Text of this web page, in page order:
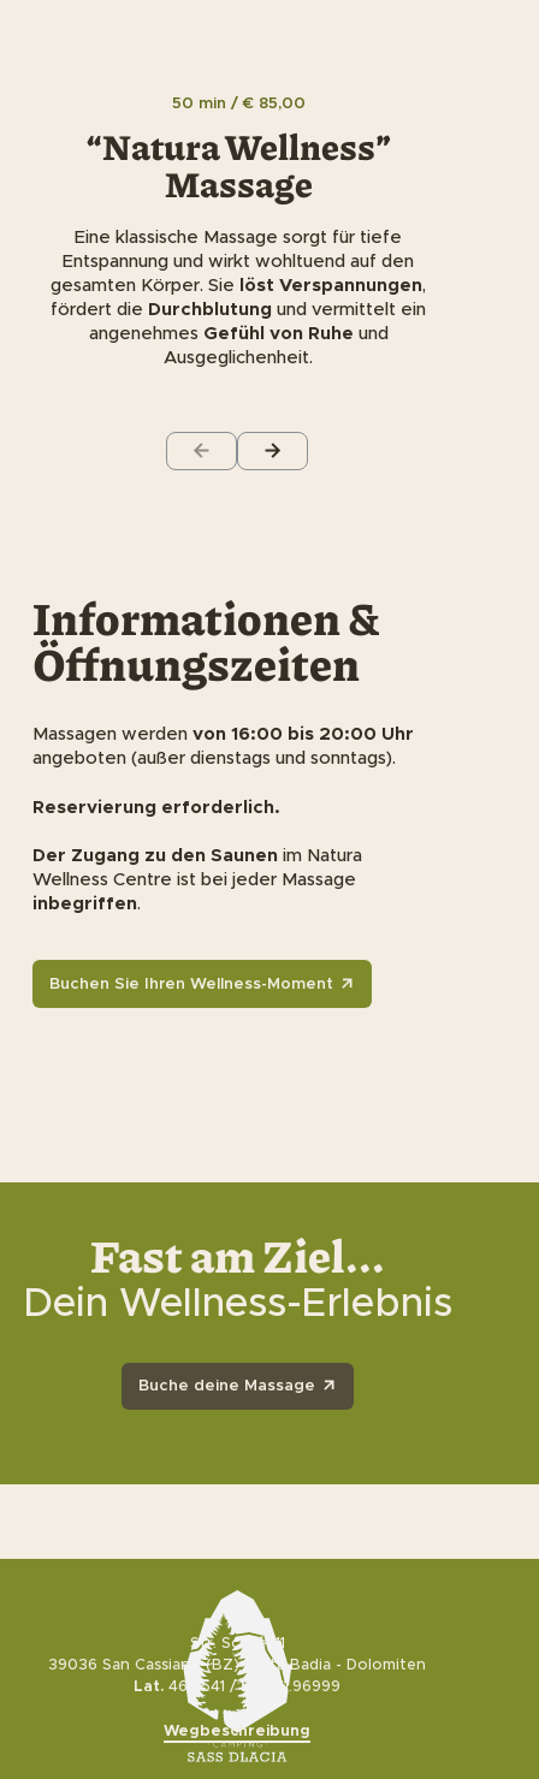
50 min / € 85,00
“Natura Wellness”
Massage
Eine klassische Massage sorgt für tiefe
Entspannung und wirkt wohltuend auf den
gesamten Körper. Sie
löst Verspannungen,
fördert die Durchblutung und vermittelt ein
angenehmes Gefühl von Ruhe und
Ausgeglichenheit.
Informationen &
Öffnungszeiten
Massagen werden von 16:00 bis 20:00 Uhr
angeboten (außer dienstags und sonntags).
Reservierung erforderlich.
Der Zugang zu den Saunen im Natura
Wellness Centre ist bei jeder Massage
inbegriffen.
Buchen Sie Ihren Wellness-Moment
Fast am Ziel...
Dein Wellness-Erlebnis
Buche deine Massage
Natura
Wellness Centre
Entdecke mehr
Str. Sciarè, 11
39036 San Cassiano (BZ) - Alta Badia - Dolomiten
Lat. 46.5541 /Lng. 11.96999
Wegbeschreibung